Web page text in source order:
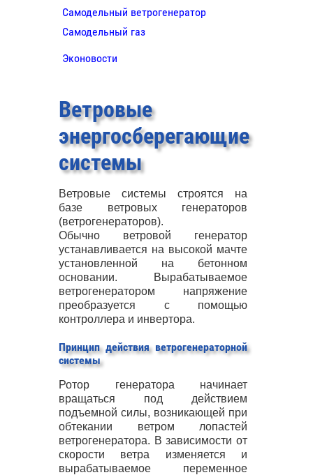
Самодельный ветрогенератор
Самодельный газ
Эконовости
Ветровые
энергосберегающие
системы
Ветровые системы строятся на
базе ветровых генераторов
(ветрогенераторов).
Обычно ветровой генератор
устанавливается на высокой мачте
установленной на бетонном
основании. Вырабатываемое
ветрогенератором напряжение
преобразуется с помощью
контроллера и инвертора.
Принцип действия ветрогенераторной
системы
Ротор генератора начинает
вращаться под действием
подъемной силы, возникающей при
обтекании ветром лопастей
ветрогенератора. В зависимости от
скорости ветра изменяется и
вырабатываемое переменное